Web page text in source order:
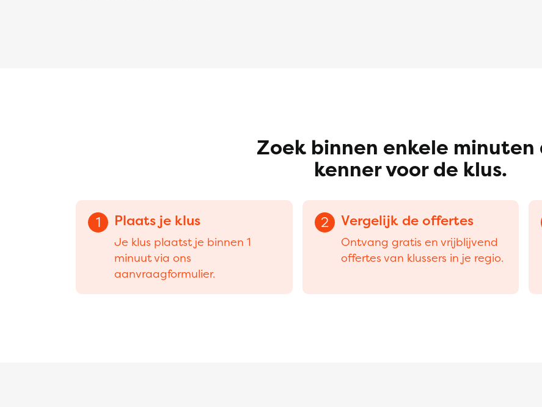
Zoek binnen enkele minuten
kenner voor de klus.
1 Plaats je klus
Je klus plaatst je binnen 1
minuut via ons
aanvraagformulier.
2 Vergelijk de offertes
Ontvang gratis en vrijblijvend
offertes van klussers in je regio.